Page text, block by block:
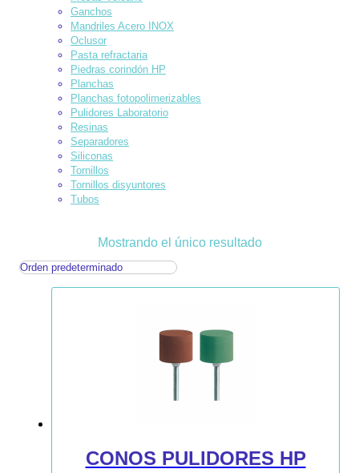
Ganchos
Mandriles Acero INOX
Oclusor
Pasta refractaria
Piedras corindón HP
Planchas
Planchas fotopolimerizables
Pulidores Laboratorio
Resinas
Separadores
Siliconas
Tornillos
Tornillos disyuntores
Tubos
Mostrando el único resultado
CONOS PULIDORES HP